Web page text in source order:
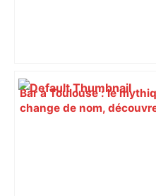
Bar à Toulouse : le
change de nom,